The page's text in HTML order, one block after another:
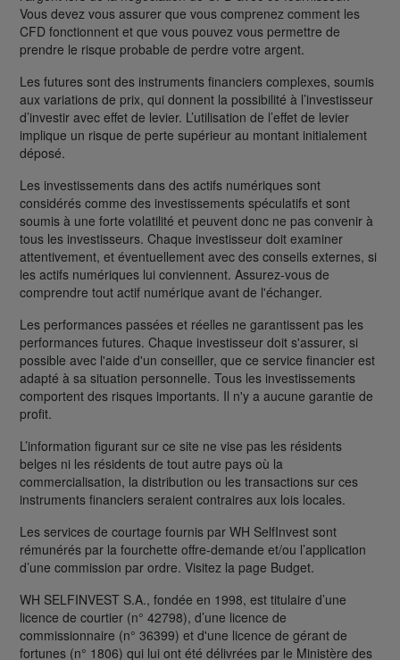
Vous devez vous assurer que vous comprenez comment les
CFD fonctionnent et que vous pouvez vous permettre de
prendre le risque probable de perdre votre argent.
Les futures sont des instruments financiers complexes, soumis
aux variations de prix, qui donnent la possibilité à l’investisseur
d’investir avec effet de levier. L’utilisation de l’effet de levier
implique un risque de perte supérieur au montant initialement
déposé.
Les investissements dans des actifs numériques sont
considérés comme des investissements spéculatifs et sont
soumis à une forte volatilité et peuvent donc ne pas convenir à
tous les investisseurs. Chaque investisseur doit examiner
attentivement, et éventuellement avec des conseils externes, si
les actifs numériques lui conviennent. Assurez-vous de
comprendre tout actif numérique avant de l'échanger.
Les performances passées et réelles ne garantissent pas les
performances futures. Chaque investisseur doit s'assurer, si
possible avec l'aide d'un conseiller, que ce service financier est
adapté à sa situation personnelle. Tous les investissements
comportent des risques importants. Il n'y a aucune garantie de
profit.
L’information figurant sur ce site ne vise pas les résidents
belges ni les résidents de tout autre pays où la
commercialisation, la distribution ou les transactions sur ces
instruments financiers seraient contraires aux lois locales.
Les services de courtage fournis par WH SelfInvest sont
rémunérés par la fourchette offre-demande et/ou l’application
d’une commission par ordre. Visitez la page Budget.
WH SELFINVEST S.A., fondée en 1998, est titulaire d’une
licence de courtier (n° 42798), d’une licence de
commissionnaire (n° 36399) et d'une licence de gérant de
fortunes (n° 1806) qui lui ont été délivrées par le Ministère des